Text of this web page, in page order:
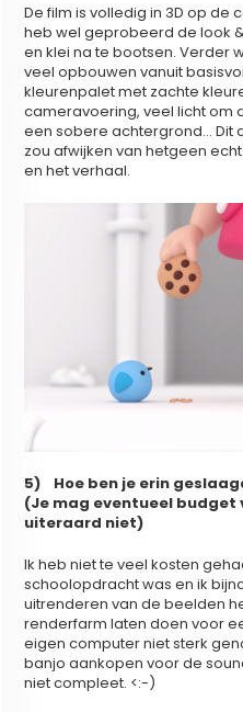
De film is volledig in 3D op
heb wel geprobeerd de look
en klei na te bootsen. Verder
veel opbouwen vanuit
kleurenpalet met zachte
cameravoering, veel licht om
een sobere achtergrond… Dit
zou afwijken van hetgeen
en het verhaal.
5) Hoe ben je erin
(Je mag eventueel
uiteraard niet)
Ik heb niet te veel kosten
schoolopdracht was en ik
uitrenderen van de beelden
renderfarm laten doen voor
eigen computer niet sterk
banjo aankopen voor de
niet compleet. <:-)